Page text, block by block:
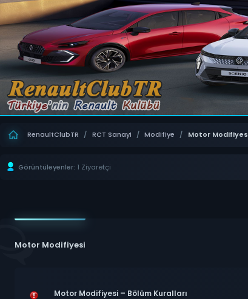
RenaultClubTR / RCT Sanayi / Modifiye / Motor
Görüntüleyenler: 1 Ziyaretçi
Motor Modifiyesi
Motor Modifiyesi – Bölüm Kuralları